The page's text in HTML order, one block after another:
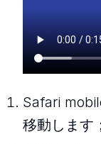
Safari
移動します